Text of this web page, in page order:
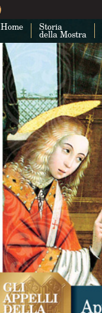
Home Storia
della Mostra